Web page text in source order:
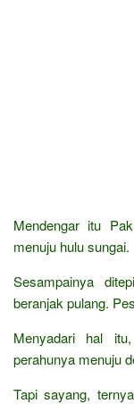
Mendengar itu
menuju hulu sungai.
Sesampainya
beranjak pulang.
Menyadari hal
perahunya menuju
Tapi sayang,